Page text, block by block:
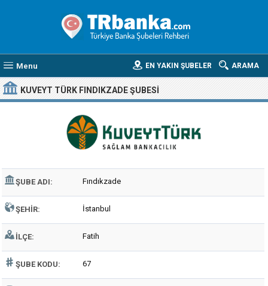
Menu ARAMA
EN YAKIN ŞUBELER
KUVEYT TÜRK FINDIKZADE ŞUBESI
ŞUBE ADI: Fındıkzade
ŞEHIR: İstanbul
İLÇE: Fatih
ŞUBE KODU: 67